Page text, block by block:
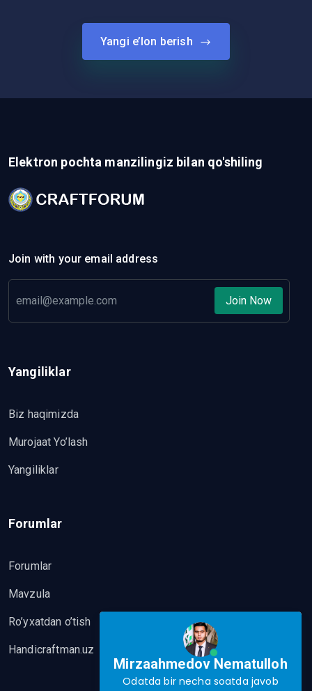
Yangi e’lon berish
Elektron pochta manzilingiz bilan qo'shiling
Join with your email address
Join Now
Yangiliklar
Biz haqimizda
Murojaat Yo’lash
Yangiliklar
Forumlar
Forumlar
Mavzula
Ro’yxatdan o’tish
Handicraftman.uz
Mirzaahmedov Nematulloh
Odatda bir necha soatda javob